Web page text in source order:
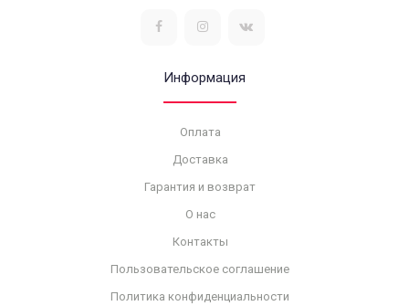
Информация
Оплата
Доставка
Гарантия и возврат
О нас
Контакты
Пользовательское соглашение
Политика конфиденциальности